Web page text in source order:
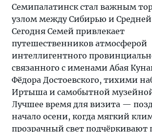
Семипалатинск стал важным
узлом между Сибирью и
Сегодня Семей привлекает
путешественников атмосферой
интеллигентного
связанного с именами Абая
Фёдора Достоевского, тихими
Иртыша и самобытной
Лучшее время для визита —
начало осени, когда мягкий
прозрачный свет подчёркивают